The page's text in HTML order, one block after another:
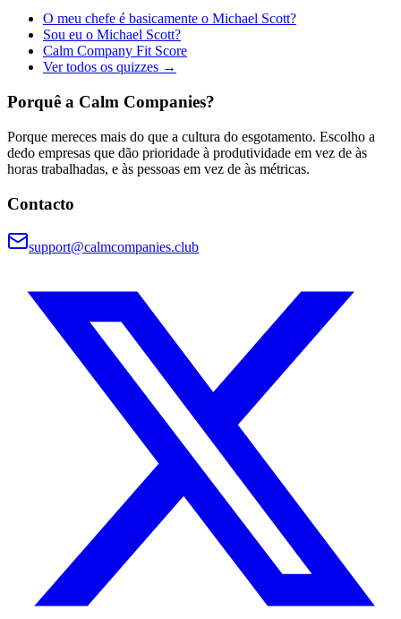
O meu chefe é basicamente o Michael Scott?
Sou eu o Michael Scott?
Calm Company Fit Score
Ver todos os quizzes →
Porquê a Calm Companies?
Porque mereces mais do que a cultura do esgotamento. Escolho a
dedo empresas que dão prioridade à produtividade em vez de às
horas trabalhadas, e às pessoas em vez de às métricas.
Contacto
support@calmcompanies.club